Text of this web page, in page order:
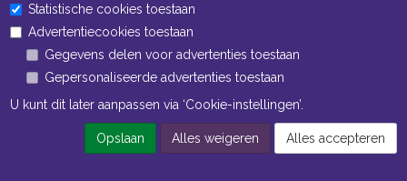
Openingstijden Kantoor
ma t/m vr 8:30 uur tot 17:00 uur
Openingstijden Magazijn
ma t/m vr 7:00 uur tot 16:30 uur
Statistische cookies toestaan
Advertentiecookies toestaan
Gegevens delen voor advertenties toestaan
Gepersonaliseerde advertenties toestaan
U kunt dit later aanpassen via ‘Cookie-instellingen’.
Opslaan Alles weigeren Alles accepteren